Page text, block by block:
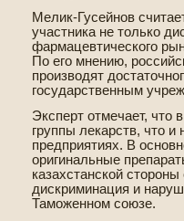
Мелик-Гусейнов
участника не только
фармацевтического
По его мнению,
производят
государстве­нным
Эксперт отмечает, что
группы лекарств, что и
предприятиях. В
оригинальные
казахстанской
дискриминация и
Таможенном союзе.